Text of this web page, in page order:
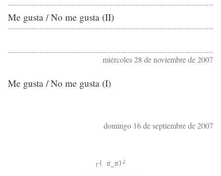
Me gusta / No me gusta (II)
miércoles 28 de noviembre de 2007
Me gusta / No me gusta (I)
domingo 16 de septiembre de 2007
┌( ಠ_ಠ)┘